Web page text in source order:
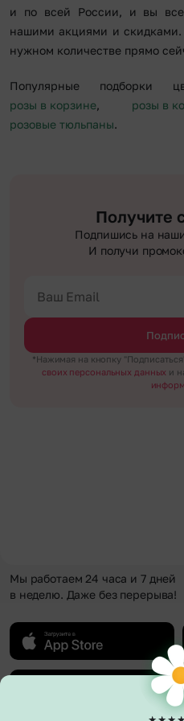
и по всей России, и вы
нашими акциями и скидками.
нужном количестве прямо
Популярные подборки
розы в корзине, розы в
розовые тюльпаны.
Получите
Подпишись на
И получи
*Нажимая на кнопку
своих персональных данных и
Мы работаем 24 часа и 7 дней
в неделю. Даже без перерыва!